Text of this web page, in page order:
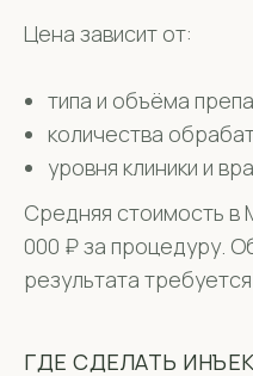
Цена зависит от:
типа и объёма
количества
уровня клиники и
Средняя стоимость в
000 ₽ за процедуру.
результата
ГДЕ СДЕЛАТЬ